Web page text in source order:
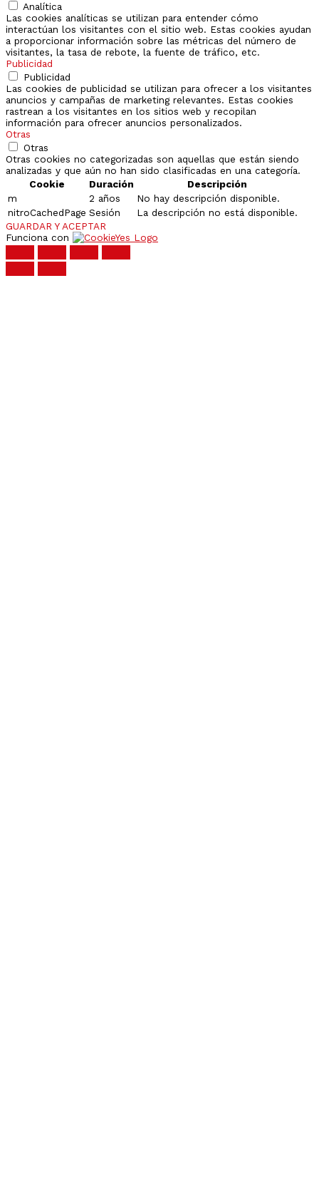
Analítica
Las cookies analíticas se utilizan para entender cómo
interactúan los visitantes con el sitio web. Estas cookies ayudan
a proporcionar información sobre las métricas del número de
visitantes, la tasa de rebote, la fuente de tráfico, etc.
Publicidad
Publicidad
Las cookies de publicidad se utilizan para ofrecer a los visitantes
anuncios y campañas de marketing relevantes. Estas cookies
rastrean a los visitantes en los sitios web y recopilan
información para ofrecer anuncios personalizados.
Otras
Otras
Otras cookies no categorizadas son aquellas que están siendo
analizadas y que aún no han sido clasificadas en una categoría.
Cookie
Duración
Descripción
m
2 años
No hay descripción disponible.
nitroCachedPage Sesión
La descripción no está disponible.
GUARDAR Y ACEPTAR
Funciona con